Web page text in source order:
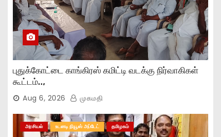
புதுக்கோட்டை காங்கிரஸ் கமிட்டி வடக்கு நிர்வாகிகள்
கூட்டம்..,
Aug 6, 2026 முகமதி
அரசியல் உடனடி நியூஸ் அப்டேட் தமிழகம்